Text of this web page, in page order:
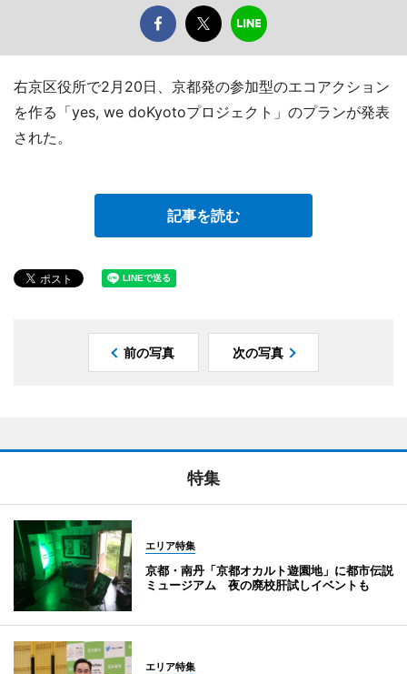
右京区役所で2月20日、京都発の参加型のエコアクション
を作る「yes, we doKyotoプロジェクト」のプランが発表
された。
記事を読む
前の写真 次の写真
特集
エリア特集
京都・南丹「京都オカルト遊園地」に都市伝説
ミュージアム 夜の廃校肝試しイベントも
エリア特集